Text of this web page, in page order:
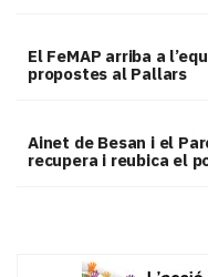
El FeMAP arriba a
propostes al Pallars
Ainet de Besan i el
recupera i reubica el